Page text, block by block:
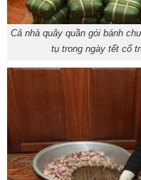
Cả nhà quây quần gói bánh
tụ trong ngày tết cổ